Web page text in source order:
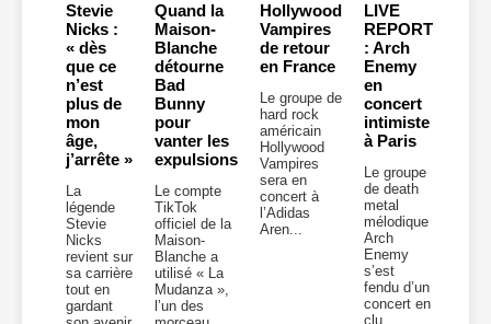
Stevie
Nicks :
« dès
que ce
n’est
plus de
mon
âge,
j’arrête »
La
légende
Stevie
Nicks
revient sur
sa carrière
tout en
gardant
Quand la
Maison-
Blanche
détourne
Bad
Bunny
pour
vanter les
expulsions
Le compte
TikTok
officiel de la
Maison-
Blanche a
utilisé « La
Mudanza »,
l’un des
Hollywood
Vampires
de retour
en France
Le groupe de
hard rock
américain
Hollywood
Vampires
sera en
concert à
l’Adidas
Aren...
LIVE
REPORT
: Arch
Enemy
en
concert
intimiste
à Paris
Le groupe
de death
metal
mélodique
Arch
Enemy
s’est
fendu d’un
concert en
clu...